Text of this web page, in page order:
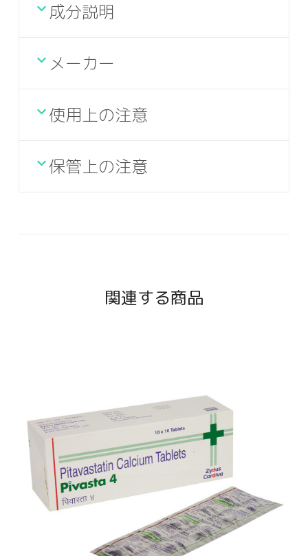
成分説明
メーカー
使用上の注意
保管上の注意
関連する商品